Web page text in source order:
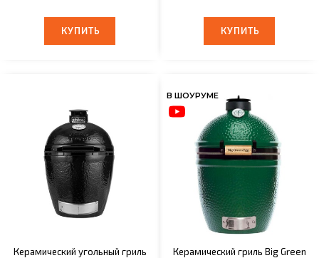
КУПИТЬ
КУПИТЬ КУПИТЬ
КУПИТЬ
Керамический угольный гриль
В ШОУРУМЕ
Керамический гриль Big Green